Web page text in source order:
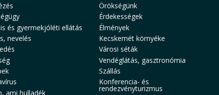
és gyermekjóléti ellátás
nevelés
ami hulladék
Örökségünk
Érdekességek
Élmények
Kecskemét környéke
Városi séták
Vendéglátás, gasztronómia
Szállás
Konferencia- és
rendezvényturizmus